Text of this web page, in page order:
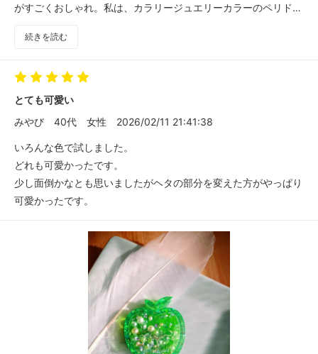
がすごくおしゃれ。私は、カラリージュエリーカラーのペリドッ
メです。
続きを読む
とても可愛い
みやび
40代 女性 2026/02/11 21:41:38
いろんな色で試しました。
どれも可愛かったです。
少し面倒かなとも思いましたがヘタの部分を変えた方がやっぱり
可愛かったです。